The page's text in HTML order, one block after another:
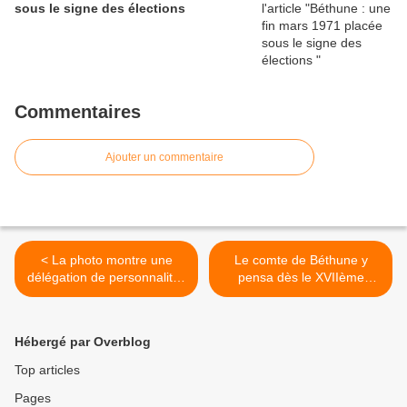
sous le signe des élections
Commentaires
Ajouter un commentaire
< La photo montre une
délégation de personnalités
béthunoises à Lille
Le comte de Béthune y
pensa dès le XVIIème
siècle >
Hébergé par Overblog
Top articles
Pages